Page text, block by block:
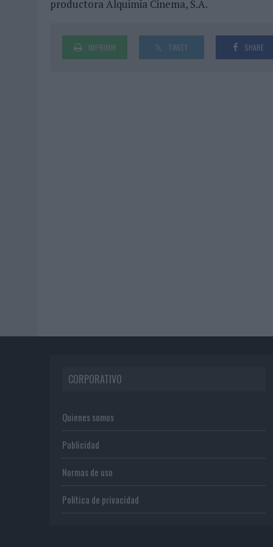
productora Alquimia Cinema, S.A.
IMPRIMIR TWEET SHARE
CORPORATIVO
Quienes somos
Publicidad
Normas de uso
Política de privacidad